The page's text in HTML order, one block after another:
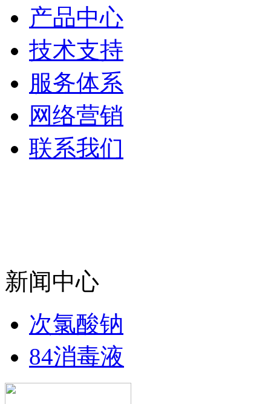
产品中心
技术支持
服务体系
网络营销
联系我们
新闻中心
次氯酸钠
84消毒液